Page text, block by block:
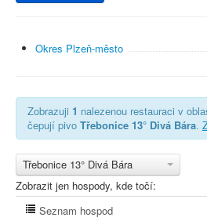
Okres Plzeň-město
Zobrazuji 1 nalezenou restauraci v
čepují pivo Třebonice 13° Divá Bára.
Třebonice 13° Divá Bára
Zobrazit jen hospody, kde točí:
Seznam hospod